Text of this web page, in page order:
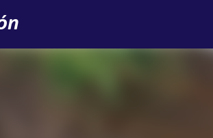
Ir al contenido principal